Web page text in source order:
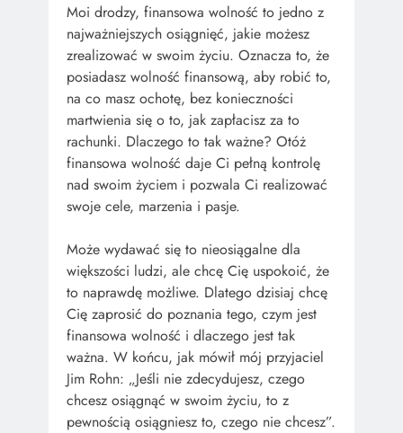
Moi drodzy, finansowa wolność to jedno z
najważniejszych osiągnięć, jakie możesz
zrealizować w swoim życiu. Oznacza to, że
posiadasz wolność finansową, aby robić to,
na co masz ochotę, bez konieczności
martwienia się o to, jak zapłacisz za to
rachunki. Dlaczego to tak ważne? Otóż
finansowa wolność daje Ci pełną kontrolę
nad swoim życiem i pozwala Ci realizować
swoje cele, marzenia i pasje.
Może wydawać się to nieosiągalne dla
większości ludzi, ale chcę Cię uspokoić, że
to naprawdę możliwe. Dlatego dzisiaj chcę
Cię zaprosić do poznania tego, czym jest
finansowa wolność i dlaczego jest tak
ważna. W końcu, jak mówił mój przyjaciel
Jim Rohn: „Jeśli nie zdecydujesz, czego
chcesz osiągnąć w swoim życiu, to z
pewnością osiągniesz to, czego nie chcesz”.